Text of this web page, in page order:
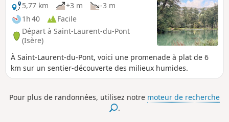
5,77 km
+3 m
-3 m
1h 40
Facile
Départ à Saint-Laurent-du-Pont
(Isère)
À Saint-Laurent-du-Pont, voici une promenade à plat de 6
km sur un sentier-découverte des milieux humides.
Pour plus de randonnées, utilisez notre moteur de recherche
.